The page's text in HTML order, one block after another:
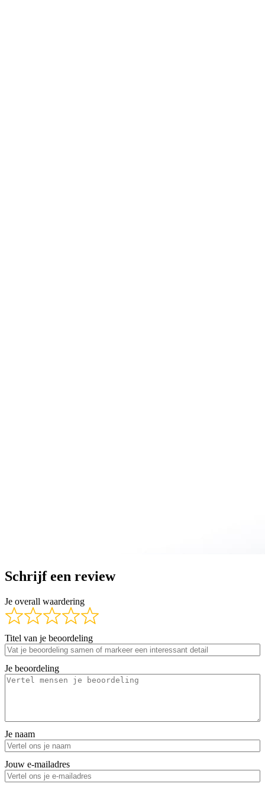
Schrijf een review
Je overall waardering
Titel van je beoordeling
Je beoordeling
Je naam
Jouw e-mailadres